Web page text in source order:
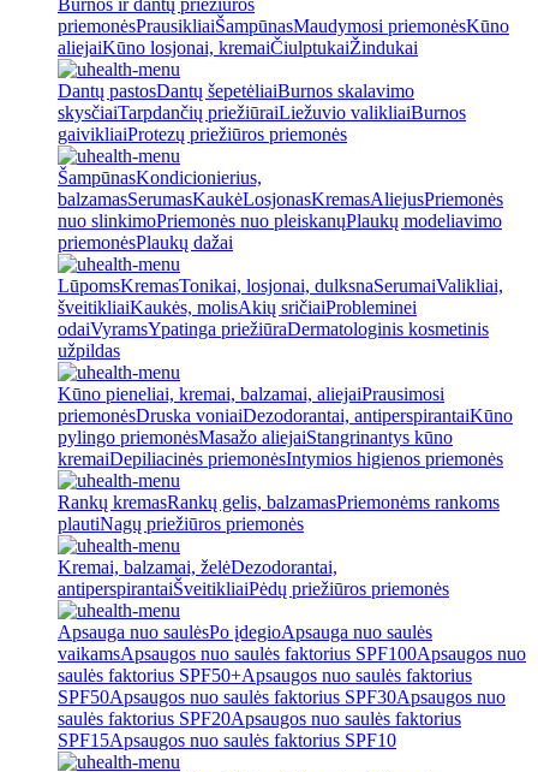
Burnos ir dantų priežiūros
priemonėsPrausikliaiŠampūnasMaudymosi priemonėsKūno
aliejaiKūno losjonai, kremaiČiulptukaiŽindukai
Dantų pastosDantų šepetėliaiBurnos skalavimo
skysčiaiTarpdančių priežiūraiLiežuvio valikliaiBurnos
gaivikliaiProtezų priežiūros priemonės
ŠampūnasKondicionierius,
balzamasSerumasKaukėLosjonasKremasAliejusPriemonės
nuo slinkimoPriemonės nuo pleiskanųPlaukų modeliavimo
priemonėsPlaukų dažai
LūpomsKremasTonikai, losjonai, dulksnaSerumaiValikliai,
šveitikliaiKaukės, molisAkių sričiaiProbleminei
odaiVyramsYpatinga priežiūraDermatologinis kosmetinis
užpildas
Kūno pieneliai, kremai, balzamai, aliejaiPrausimosi
priemonėsDruska voniaiDezodorantai, antiperspirantaiKūno
pylingo priemonėsMasažo aliejaiStangrinantys kūno
kremaiDepiliacinės priemonėsIntymios higienos priemonės
Rankų kremasRankų gelis, balzamasPriemonėms rankoms
plautiNagų priežiūros priemonės
Kremai, balzamai, želėDezodorantai,
antiperspirantaiŠveitikliaiPėdų priežiūros priemonės
Apsauga nuo saulėsPo įdegioApsauga nuo saulės
vaikamsApsaugos nuo saulės faktorius SPF100Apsaugos nuo
saulės faktorius SPF50+Apsaugos nuo saulės faktorius
SPF50Apsaugos nuo saulės faktorius SPF30Apsaugos nuo
saulės faktorius SPF20Apsaugos nuo saulės faktorius
SPF15Apsaugos nuo saulės faktorius SPF10